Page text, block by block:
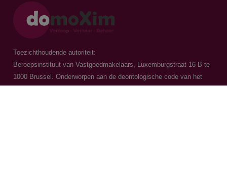
Toezichthoudende autoriteit:
Beroepsinstituut van Vastgoedmakelaars, Luxemburgstraat 16 B te
1000 Brussel. Onderworpen aan de deontologische code van het